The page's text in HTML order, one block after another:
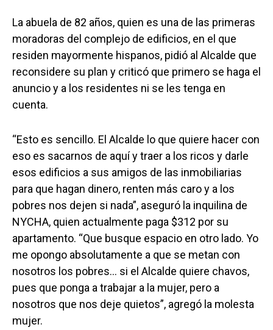
La abuela de 82 años, quien es una de las primeras
moradoras del complejo de edificios, en el que
residen mayormente hispanos, pidió al Alcalde que
reconsidere su plan y criticó que primero se haga el
anuncio y a los residentes ni se les tenga en
cuenta.
“Esto es sencillo. El Alcalde lo que quiere hacer con
eso es sacarnos de aquí y traer a los ricos y darle
esos edificios a sus amigos de las inmobiliarias
para que hagan dinero, renten más caro y a los
pobres nos dejen si nada”, aseguró la inquilina de
NYCHA, quien actualmente paga $312 por su
apartamento. “Que busque espacio en otro lado. Yo
me opongo absolutamente a que se metan con
nosotros los pobres… si el Alcalde quiere chavos,
pues que ponga a trabajar a la mujer, pero a
nosotros que nos deje quietos”, agregó la molesta
mujer.